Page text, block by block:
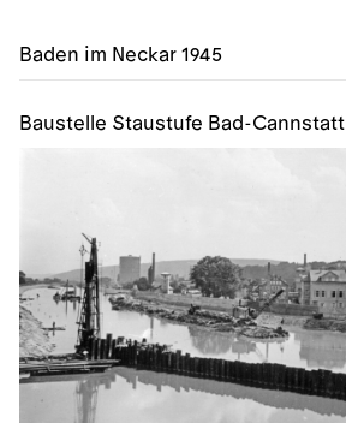
Baden im Neckar 1945
Baustelle Staustufe Bad-Cannstatt